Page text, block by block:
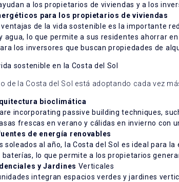
a los propietarios de viviendas y a los
para los propietarios de viviendas
de la vida sostenible es la importante
agua, lo que permite a sus residentes ahorrar
los inversores que buscan propiedades de
sostenible en la Costa del Sol
de la Costa del Sol está adoptando cada vez
bioclimática
incorporating passive building techniques,
frescas en verano y cálidas en invierno con
de energía renovables
soleados al año, la Costa del Sol es ideal para
lo que permite a los propietarios
y Jardines Verticales
integran espacios verdes y jardines